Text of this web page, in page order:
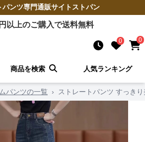
パンツ専門通販サイト ストパン
以上のご購入で送料無料
0 0
商品を検索 人気ランキング
パンツの一覧 › ストレートパンツ すっき